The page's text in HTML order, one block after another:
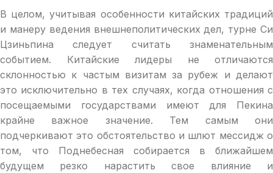
В целом, учитывая особенности китайских традиций
и манеру ведения внешнеполитических дел, турне Си
Цзиньпина следует считать знаменательным
событием. Китайские лидеры не отличаются
склонностью к частым визитам за рубеж и делают
это исключительно в тех случаях, когда отношения с
посещаемыми государствами имеют для Пекина
крайне важное значение. Тем самым они
подчеркивают это обстоятельство и шлют мессидж о
том, что Поднебесная собирается в ближайшем
будущем резко нарастить свое влияние и